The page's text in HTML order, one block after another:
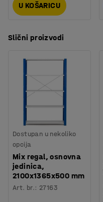
U KOŠARICU
Slični proizvodi
Dostupan u nekoliko
opcija
Mix regal, osnovna
jedinica,
2100x1365x500 mm
Art. br.: 27163